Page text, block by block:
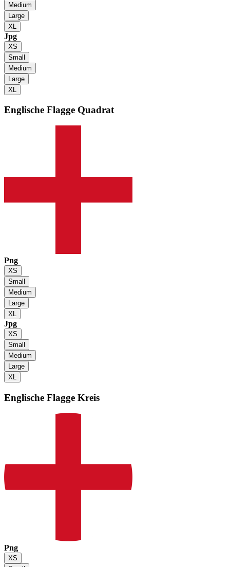
Medium
Large
XL
Jpg
XS
Small
Medium
Large
XL
Englische Flagge Quadrat
Png
XS
Small
Medium
Large
XL
Jpg
XS
Small
Medium
Large
XL
Englische Flagge Kreis
Png
XS